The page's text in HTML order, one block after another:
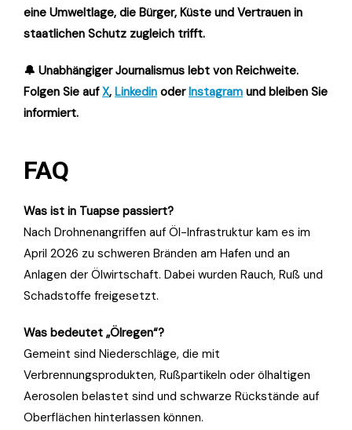
eine Umweltlage, die Bürger, Küste und Vertrauen in
staatlichen Schutz zugleich trifft.
🔔 Unabhängiger Journalismus lebt von Reichweite.
Folgen Sie aufX, Linkedin oderInstagram und bleiben Sie
informiert.
FAQ
Was ist in Tuapse passiert?
Nach Drohnenangriffen auf Öl-Infrastruktur kam es im
April 2026 zu schweren Bränden am Hafen und an
Anlagen der Ölwirtschaft. Dabei wurden Rauch, Ruß und
Schadstoffe freigesetzt.
Was bedeutet „Ölregen“?
Gemeint sind Niederschläge, die mit
Verbrennungsprodukten, Rußpartikeln oder ölhaltigen
Aerosolen belastet sind und schwarze Rückstände auf
Oberflächen hinterlassen können.